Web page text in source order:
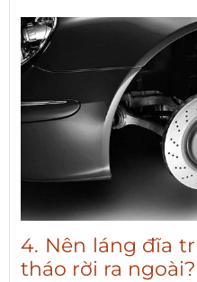
4. Nên láng đĩa
tháo rời ra ngoài?